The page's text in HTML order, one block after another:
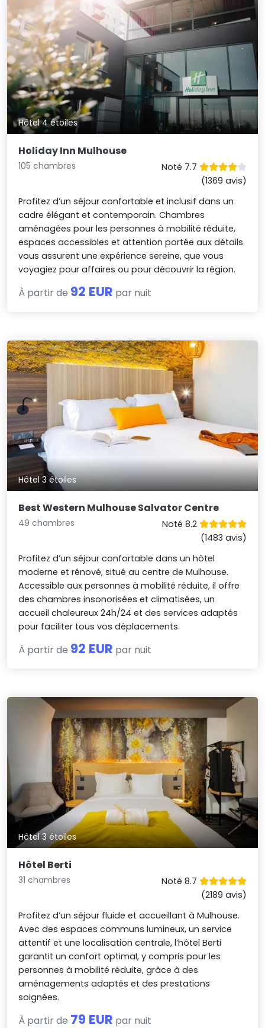
Hôtel 4 étoiles
Holiday Inn Mulhouse
105 chambres
Noté 7.7
(1369 avis)
Profitez d’un séjour confortable et inclusif dans un
cadre élégant et contemporain. Chambres
aménagées pour les personnes à mobilité réduite,
espaces accessibles et attention portée aux détails
vous assurent une expérience sereine, que vous
voyagiez pour affaires ou pour découvrir la région.
À partir de 92 EUR par nuit
Hôtel 3 étoiles
Best Western Mulhouse Salvator Centre
49 chambres
Noté 8.2
(1483 avis)
Profitez d’un séjour confortable dans un hôtel
moderne et rénové, situé au centre de Mulhouse.
Accessible aux personnes à mobilité réduite, il offre
des chambres insonorisées et climatisées, un
accueil chaleureux 24h/24 et des services adaptés
pour faciliter tous vos déplacements.
À partir de 92 EUR par nuit
Hôtel 3 étoiles
Hôtel Berti
31 chambres
Noté 8.7
(2189 avis)
Profitez d’un séjour fluide et accueillant à Mulhouse.
Avec des espaces communs lumineux, un service
attentif et une localisation centrale, l’hôtel Berti
garantit un confort optimal, y compris pour les
personnes à mobilité réduite, grâce à des
aménagements adaptés et des prestations
soignées.
À partir de 79 EUR par nuit